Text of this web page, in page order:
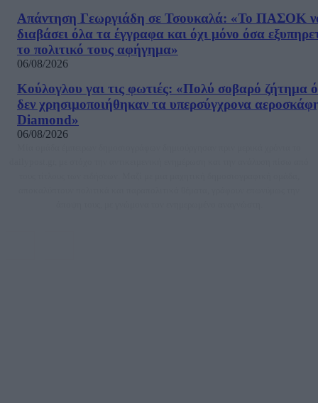
Απάντηση Γεωργιάδη σε Τσουκαλά: «Το ΠΑΣΟΚ
διαβάσει όλα τα έγγραφα και όχι μόνο όσα
το πολιτικό τους αφήγημα»
06/08/2026
Κούλογλου γαι τις φωτιές: «Πολύ σοβαρό ζήτημα
δεν χρησιμοποιήθηκαν τα υπερσύγχρονα
Diamond»
06/08/2026